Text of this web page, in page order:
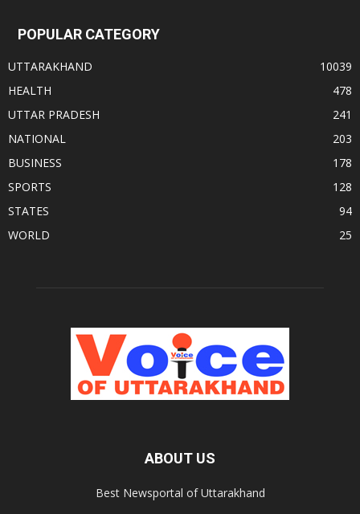
POPULAR CATEGORY
UTTARAKHAND
10039
HEALTH
478
UTTAR PRADESH
241
NATIONAL
203
BUSINESS
178
SPORTS
128
STATES
94
WORLD
25
ABOUT US
Best Newsportal of Uttarakhand